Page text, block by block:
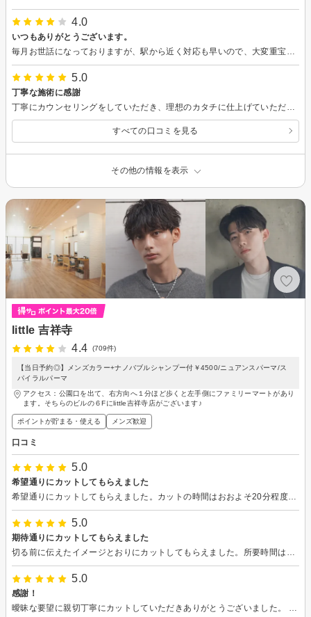
4.0
いつもありがとうございます。
5.0
丁寧な施術に感謝
すべての口コミを見る
その他の情報を表示
little 吉祥寺
4.4
(709件)
【当日予約◎】メンズカラー+ナノバブルシャンプー付￥4500/ニュアンスパーマ/ス
パイラルパーマ
アクセス：公園口を出て、右方向へ１分ほど歩くと左手側にファミリーマートがあり
ます。そちらのビルの６Fにlittle吉祥寺店がございます♪
ポイントが貯まる・使える メンズ歓迎
口コミ
5.0
希望通りにカットしてもらえました
希望通りにカットしてもらえました。カットの時間はおおよそ20分程度でした。
5.0
期待通りにカットしてもらえました
切る前に伝えたイメージとおりにカットしてもらえました。所要時間は20分程度でした。
5.0
感謝！
曖昧な要望に親切丁寧にカットしていただきありがとうございました。 朝のスタイリングが楽でとても気に入っています。 またよろしくお願いします。